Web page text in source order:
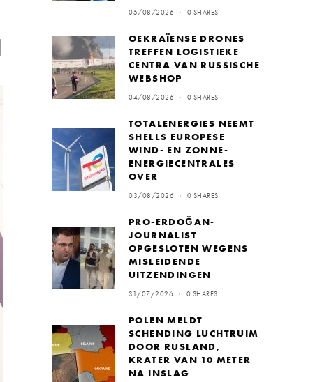
05/08/2026 0 SHARES
OEKRAÏENSE DRONES
TREFFEN LOGISTIEKE
CENTRA VAN RUSSISCHE
WEBSHOP
04/08/2026 0 SHARES
TOTALENERGIES NEEMT
SHELLS EUROPESE
WIND- EN ZONNE-
ENERGIECENTRALES
OVER
03/08/2026 0 SHARES
PRO-ERDOĞAN-
JOURNALIST
OPGESLOTEN WEGENS
MISLEIDENDE
UITZENDINGEN
31/07/2026 0 SHARES
POLEN MELDT
SCHENDING LUCHTRUIM
DOOR RUSLAND,
KRATER VAN 10 METER
NA INSLAG